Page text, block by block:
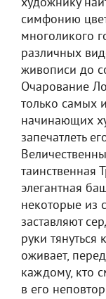
симфонию
многоликого
различных
живописи до
Очарование
только самых
начинающих
запечатлеть
таинственная
элегантная
некоторые из
заставляют
руки
оживает,
каждому, кто
в его